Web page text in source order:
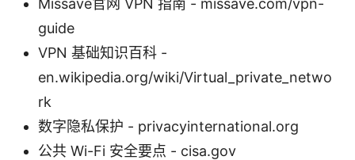
guide
VPN 基础知识百科 -
en.wikipedia.org/wiki/Virtual_private_netwo
rk
数字隐私保护 - privacyinternational.org
公共 Wi-Fi 安全要点 - cisa.gov